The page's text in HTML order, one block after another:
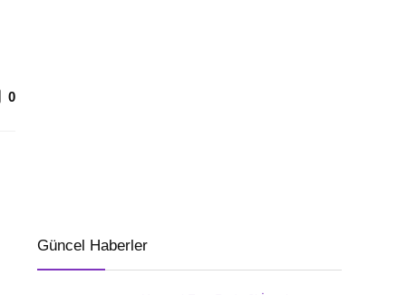
0
Güncel Haberler